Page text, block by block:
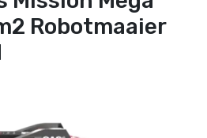
Robotmaaier